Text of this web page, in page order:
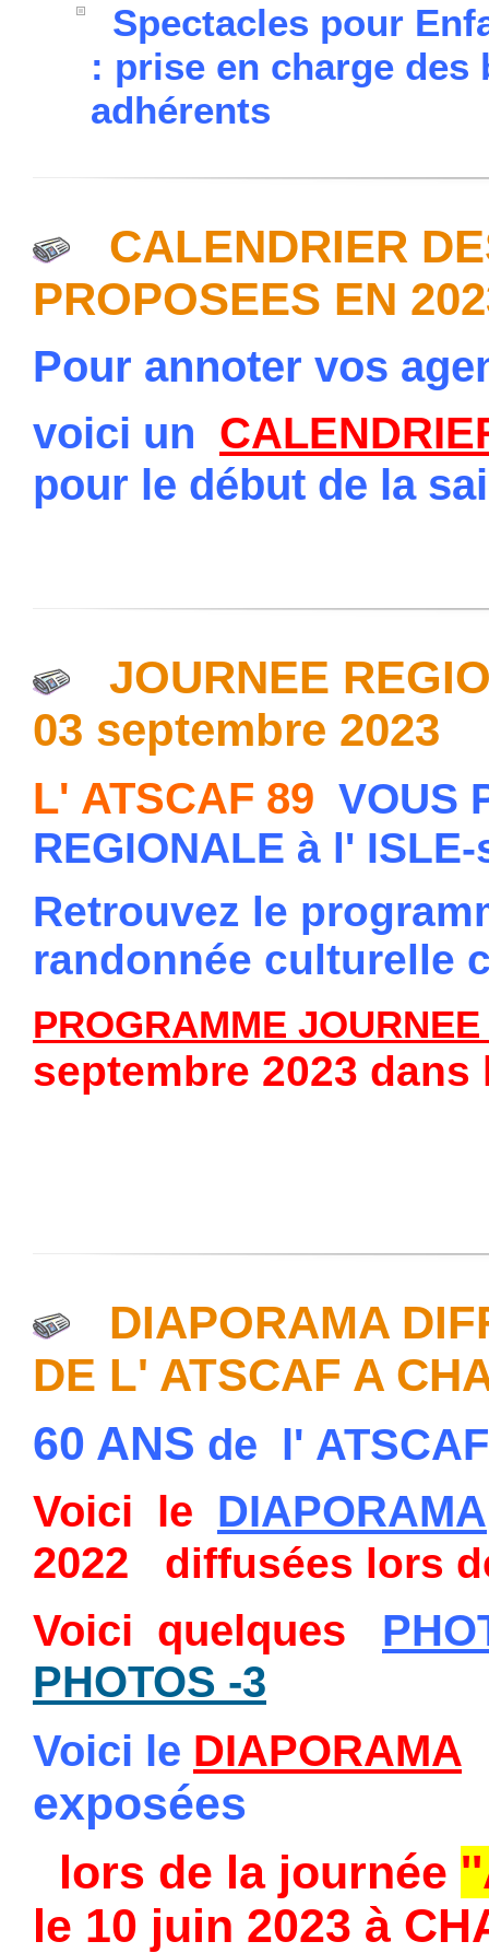
Spectacles pour
: prise en charge
adhérents
CALENDRIER
PROPOSEES EN
Pour annoter vos
voici un
pour le début de la
JOURNEE
03 septembre 2023
L' ATSCAF 89 VOUS
REGIONALE à l'
Retrouvez le
randonnée culturelle
PROGRAMME
septembre 2023 dans
DIAPORAMA
DE L' ATSCAF A
60 ANS de l'
Voici le DIAPORAMA
2022 diffusées lors
Voici quelques
PHOTOS -3
Voici le DIAPORAMA
exposées
lors de la journée
le 10 juin 2023 à